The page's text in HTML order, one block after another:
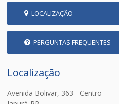
LOCALIZAÇÃO
PERGUNTAS FREQUENTES
Localização
Avenida Bolivar, 363 - Centro